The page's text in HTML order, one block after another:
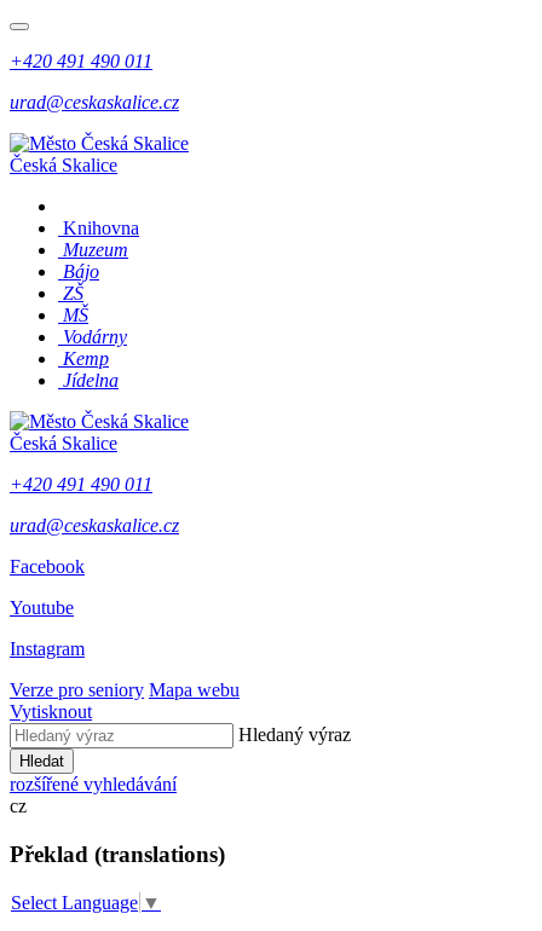
+420 491 490 011
urad@ceskaskalice.cz
Česká Skalice
Knihovna
Muzeum
Bájo
ZŠ
MŠ
Vodárny
Kemp
Jídelna
Česká Skalice
+420 491 490 011
urad@ceskaskalice.cz
Facebook
Youtube
Instagram
Verze pro seniory Mapa webu
Vytisknout
Hledaný výraz
Hledat
rozšířené vyhledávání
cz
Překlad (translations)
Select Language ▼